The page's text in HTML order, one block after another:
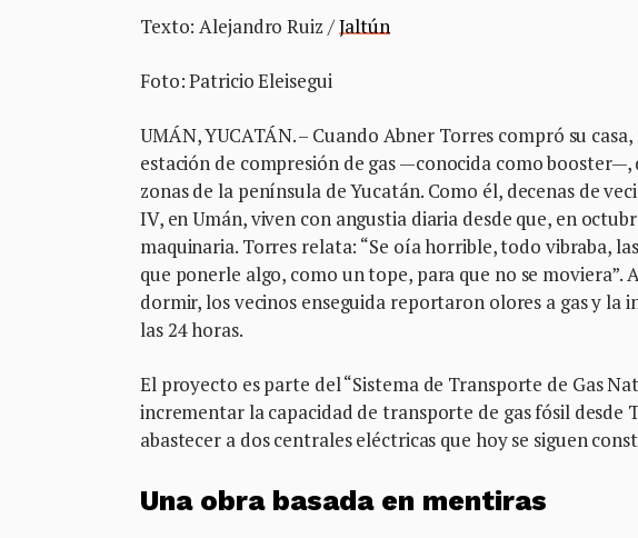
Texto: Alejandro Ruiz /Jaltún
Foto: Patricio Eleisegui
UMÁN, YUCATÁN. – Cuando Abner Torres compró su
estación de compresión de gas —conocida como
zonas de la península de Yucatán. Como él, decenas de
IV, en Umán, viven con angustia diaria desde que, en
maquinaria. Torres relata: “Se oía horrible, todo vibraba,
que ponerle algo, como un tope, para que no se
dormir, los vecinos enseguida reportaron olores a gas y
las 24 horas.
El proyecto es parte del “Sistema de Transporte de Gas
incrementar la capacidad de transporte de gas fósil desde
abastecer a dos centrales eléctricas que hoy se siguen
Una obra basada en mentiras